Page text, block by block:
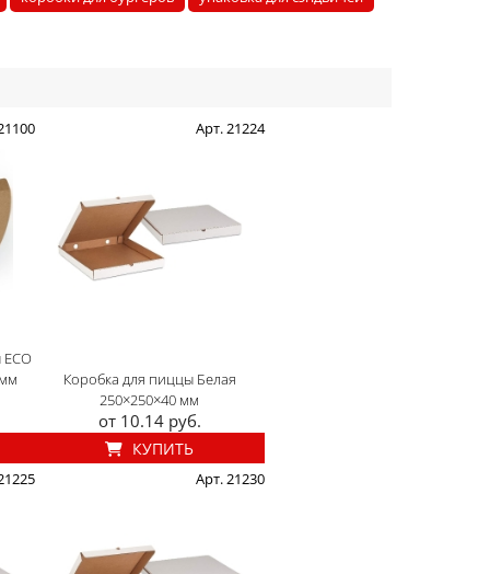
Арт. 21224
Коробка для пиццы Белая
250×250×40 мм
от 10.14 руб.
КУПИТЬ
Арт. 21230